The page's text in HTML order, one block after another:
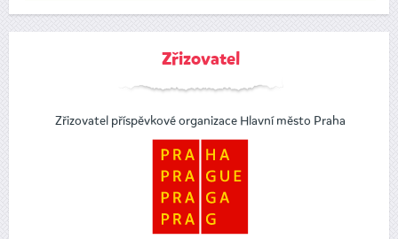
Zřizovatel
Zřizovatel příspěvkové organizace Hlavní město Praha